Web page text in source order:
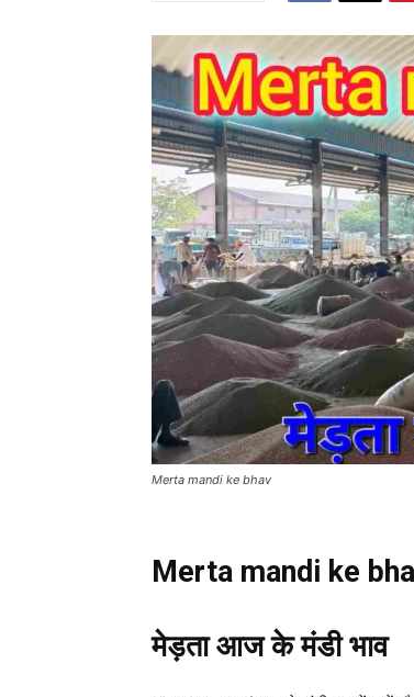
Merta mandi ke bhav
Merta mandi ke
मेड़ता आज के मंडी भाव